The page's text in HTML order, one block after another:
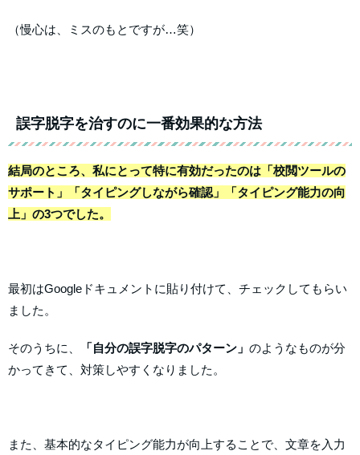
（慢心は、ミスのもとですが…笑）
誤字脱字を治すのに一番効果的な方法
結局のところ、私にとって特に有効だったのは「校閲ツールの
サポート」「タイピングしながら確認」「タイピング能力の向
上」の3つでした。
最初はGoogleドキュメントに貼り付けて、チェックしてもらい
ました。
そのうちに、 「自分の誤字脱字のパターン」 のようなものが分
かってきて、対策しやすくなりました。
また、基本的なタイピング能力が向上することで、文章を入力